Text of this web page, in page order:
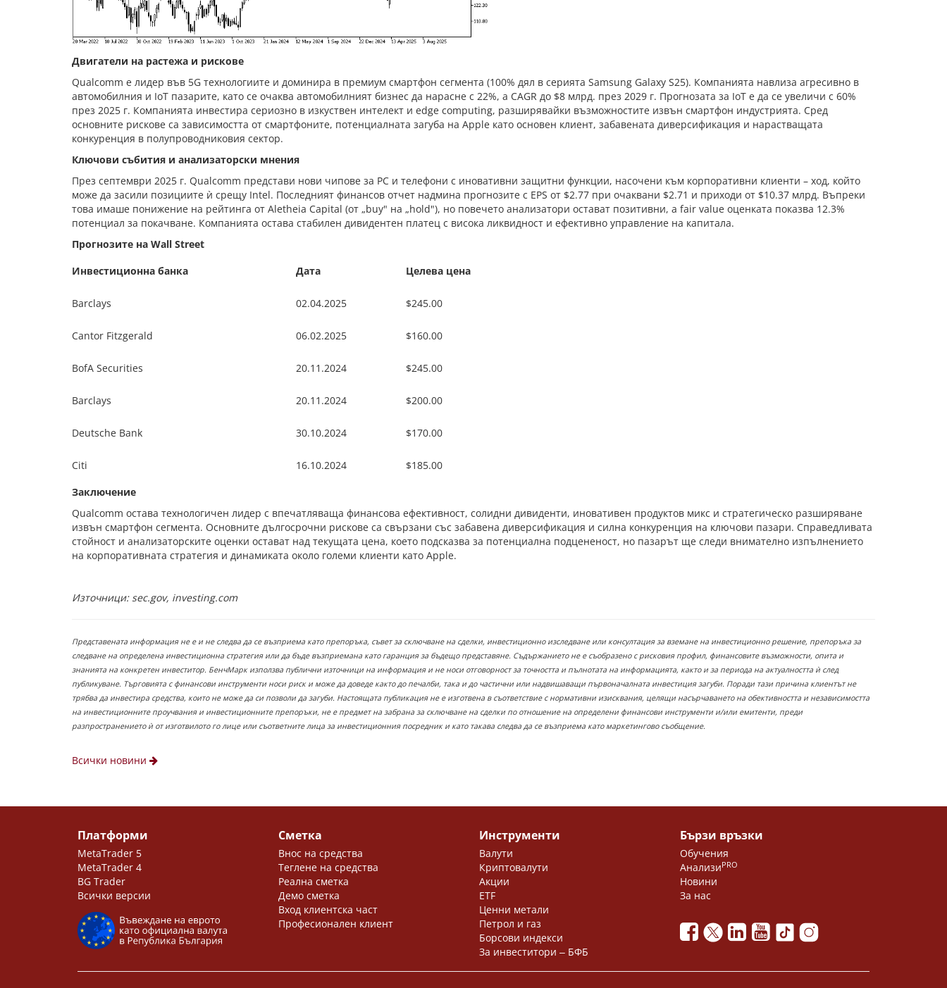
Двигатели на растежа и рискове
Qualcomm е лидер във 5G технологиите и доминира в премиум смартфон сегмента (100% дял в серията Samsung Galaxy S25). Компанията навлиза агресивно в
автомобилния и IoT пазарите, като се очаква автомобилният бизнес да нарасне с 22%, а CAGR до $8 млрд. през 2029 г. Прогнозата за IoT е да се увеличи с 60%
през 2025 г. Компанията инвестира сериозно в изкуствен интелект и edge computing, разширявайки възможностите извън смартфон индустрията. Сред
основните рискове са зависимостта от смартфоните, потенциалната загуба на Apple като основен клиент, забавената диверсификация и нарастващата
конкуренция в полупроводниковия сектор.
Ключови събития и анализаторски мнения
През септември 2025 г. Qualcomm представи нови чипове за PC и телефони с иновативни защитни функции, насочени към корпоративни клиенти – ход, който
може да засили позициите ѝ срещу Intel. Последният финансов отчет надмина прогнозите с EPS от $2.77 при очаквани $2.71 и приходи от $10.37 млрд. Въпреки
това имаше понижение на рейтинга от Aletheia Capital (от „buy" на „hold"), но повечето анализатори остават позитивни, а fair value оценката показва 12.3%
потенциал за покачване. Компанията остава стабилен дивидентен платец с висока ликвидност и ефективно управление на капитала.
Прогнозите на Wall Street
Инвестиционна банка
Дата Целева цена
Barclays 02.04.2025 $245.00
Cantor Fitzgerald 06.02.2025 $160.00
BofA Securities 20.11.2024 $245.00
Barclays 20.11.2024 $200.00
Deutsche Bank 30.10.2024 $170.00
Citi 16.10.2024
$185.00
Заключение
Qualcomm остава технологичен лидер с впечатляваща финансова ефективност, солидни дивиденти, иновативен продуктов микс и стратегическо разширяване
извън смартфон сегмента. Основните дългосрочни рискове са свързани със забавена диверсификация и силна конкуренция на ключови пазари. Справедливата
стойност и анализаторските оценки остават над текущата цена, което подсказва за потенциална подцененост, но пазарът ще следи внимателно изпълнението
на корпоративната стратегия и динамиката около големи клиенти като Apple.
Източници: sec.gov, investing.com
Представената информация не е и не следва да се възприема като препоръка, съвет за сключване на сделки, инвестиционно изследване или консултация за вземане на инвестиционно решение, препоръка за
следване на определена инвестиционна стратегия или да бъде възприемана като гаранция за бъдещо представяне. Съдържанието не е съобразено с рисковия профил, финансовите възможности, опита и
знанията на конкретен инвеститор. БенчМарк използва публични източници на информация и не носи отговорност за точността и пълнотата на информацията, както и за периода на актуалността ѝ след
публикуване. Търговията с финансови инструменти носи риск и може да доведе както до печалби, така и до частични или надвишаващи първоначалната инвестиция загуби. Поради тази причина клиентът не
трябва да инвестира средства, които не може да си позволи да загуби. Настоящата публикация не е изготвена в съответствие с нормативни изисквания, целящи насърчаването на обективността и независимостта
на инвестиционните проучвания и инвестиционните препоръки, не е предмет на забрана за сключване на сделки по отношение на определени финансови инструменти и/или емитенти, преди
разпространението ѝ от изготвилото го лице или съответните лица за инвестиционния посредник и като такава следва да се възприема като маркетингово съобщение.
Всички новини
Платформи
MetaTrader 5
MetaTrader 4
BG Trader
Всички версии
Сметка
Внос на средства
Теглене на средства
Реална сметка
Демо сметка
Вход клиентска част
Професионален клиент
Инструменти
Валути
Криптовалути
Акции
ETF
Ценни метали
Петрол и газ
Борсови индекси
За инвеститори ‒ БФБ
Бързи връзки
Обучения
АнализиPRO
Новини
За нас